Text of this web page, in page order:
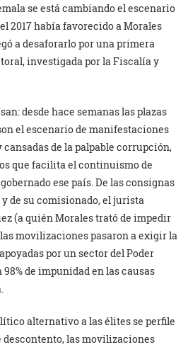
se está cambiando el escenario
2017 había favorecido a Morales
a desaforarlo por una primera
investigada por la Fiscalía y
desde hace semanas las plazas
el escenario de manifestaciones
de la palpable corrupción,
que facilita el continuismo de
ese país. De las consignas
y de su comisionado, el jurista
(a quién Morales trató de impedir
movilizaciones pasaron a exigir la
por un sector del Poder
de impunidad en las causas
alternativo a las élites se perfile
descontento, las movilizaciones